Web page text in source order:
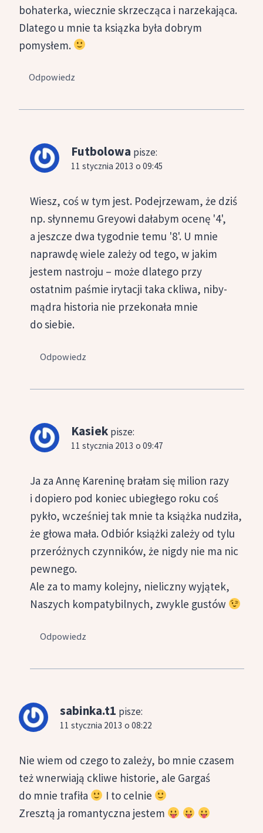
bohaterka, wiecznie skrzecząca i narzekająca.
Dlatego u mnie ta ksiązka była dobrym
pomysłem.
Odpowiedz
Futbolowa pisze:
11 stycznia 2013 o 09:45
Wiesz, coś w tym jest. Podejrzewam, że dziś
np. słynnemu Greyowi dałabym ocenę '4',
a jeszcze dwa tygodnie temu '8'. U mnie
naprawdę wiele zależy od tego, w jakim
jestem nastroju – może dlatego przy
ostatnim paśmie irytacji taka ckliwa, niby-
mądra historia nie przekonała mnie
do siebie.
Odpowiedz
Kasiek pisze:
11 stycznia 2013 o 09:47
Ja za Annę Kareninę brałam się milion razy
i dopiero pod koniec ubiegłego roku coś
pykło, wcześniej tak mnie ta książka nudziła,
że głowa mała. Odbiór książki zależy od tylu
przeróżnych czynników, że nigdy nie ma nic
pewnego.
Ale za to mamy kolejny, nieliczny wyjątek,
Naszych kompatybilnych, zwykle gustów
Odpowiedz
sabinka.t1 pisze:
11 stycznia 2013 o 08:22
Nie wiem od czego to zależy, bo mnie czasem
też wnerwiają ckliwe historie, ale Gargaś
do mnie trafiła
I to celnie
Zresztą ja romantyczna jestem